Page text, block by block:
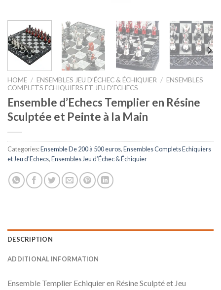
HOME / ENSEMBLES JEU D’ÉCHEC & ÉCHIQUIER / ENSEMBLES
COMPLETS ECHIQUIERS ET JEU D'ECHECS
Ensemble d’Echecs Templier en Résine
Sculptée et Peinte à la Main
Categories:Ensemble De 200 à 500 euros,Ensembles Complets Echiquiers
et Jeu d'Echecs,Ensembles Jeu d’Échec & Échiquier
DESCRIPTION
ADDITIONAL INFORMATION
Ensemble Templier Echiquier en Résine Sculpté et Jeu